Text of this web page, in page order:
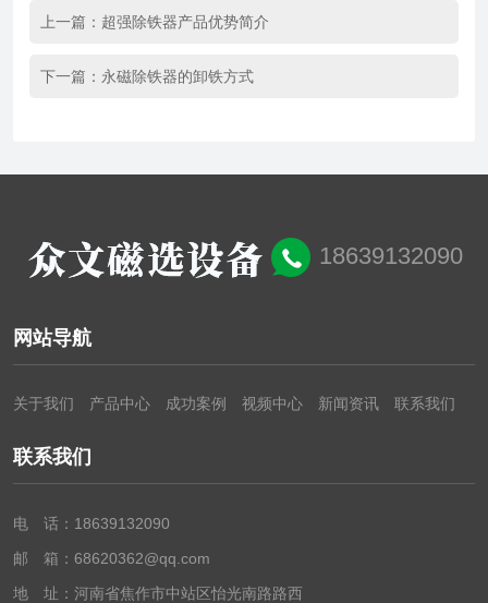
上一篇： 超强除铁器产品优势简介
下一篇： 永磁除铁器的卸铁方式
18639132090
网站导航
关于我们 产品中心 成功案例 视频中心 新闻资讯 联系我们
联系我们
电 话：18639132090
邮 箱：68620362@qq.com
地 址：河南省焦作市中站区怡光南路路西